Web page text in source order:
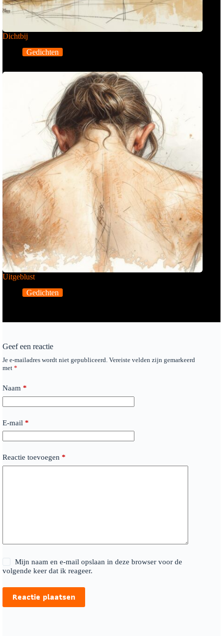
Dichtbij
Gedichten
Uitgeblust
Gedichten
Geef een reactie
Je e-mailadres wordt niet gepubliceerd. Vereiste velden zijn gemarkeerd
met *
Naam *
E-mail *
Reactie toevoegen *
Mijn naam en e-mail opslaan in deze browser voor de
volgende keer dat ik reageer.
Reactie plaatsen